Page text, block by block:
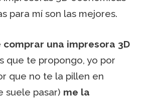
para mí son las mejores.
comprar una impresora 3D
que te propongo, yo por
que no te la pillen en
suele pasar) me la